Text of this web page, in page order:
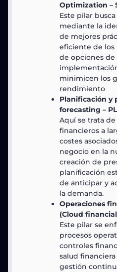
Optimization –
Este pilar
mediante la
de mejores
eficiente de los
de opciones de
minimicen los
rendimiento
Planificación y
forecasting –
Aquí se trata
financieros a
costes
negocio en la
creación de
planificación
de anticipar y
la demanda.
Operaciones
(Cloud
Este pilar se
procesos
controles
salud
gestión